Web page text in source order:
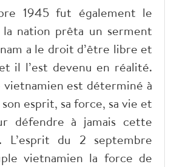
1945 fut également le
nation prêta un serment
a le droit d’être libre et
il l’est devenu en réalité.
vietnamien est déterminé à
esprit, sa force, sa vie et
défendre à jamais cette
L’esprit du 2 septembre
vietnamien la force de